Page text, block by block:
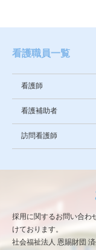
看護職員一覧
看護師
看護補助者
訪問看護師
採用に関するお問い合わ
けております。
社会福祉法人 恩賜財団